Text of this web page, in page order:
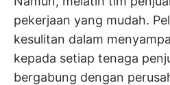
pekerjaan yang mudah.
kesulitan dalam
kepada setiap tenaga
bergabung dengan